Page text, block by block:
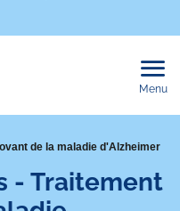
Menu
de la maladie d'Alzheimer
- Traitement